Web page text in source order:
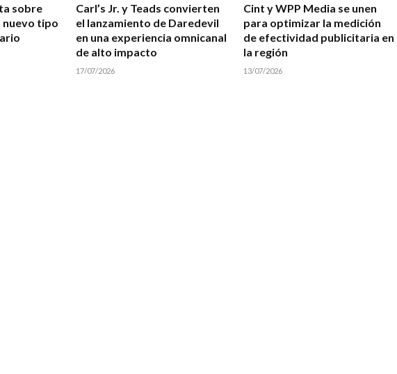
sobre
nuevo tipo
Carl’s Jr. y Teads convierten
el lanzamiento de Daredevil
en una experiencia omnicanal
de alto impacto
17/07/2026
Cint y WPP Media se unen
para optimizar la medición
de efectividad publicitaria en
la región
13/07/2026